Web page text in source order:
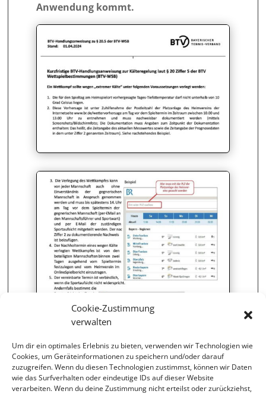
Cookie-Zustimmung
verwalten
Um dir ein optimales Erlebnis zu bieten, verwenden wir Technologien wie
Cookies, um Geräteinformationen zu speichern und/oder darauf
zuzugreifen. Wenn du diesen Technologien zustimmst, können wir Daten
wie das Surfverhalten oder eindeutige IDs auf dieser Website
verarbeiten. Wenn du deine Zustimmung nicht erteilst oder zurückziehst,
Anwendung kommt.